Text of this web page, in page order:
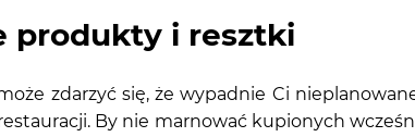
produkty i resztki
zdarzyć się, że wypadnie Ci
By nie marnować kupionych